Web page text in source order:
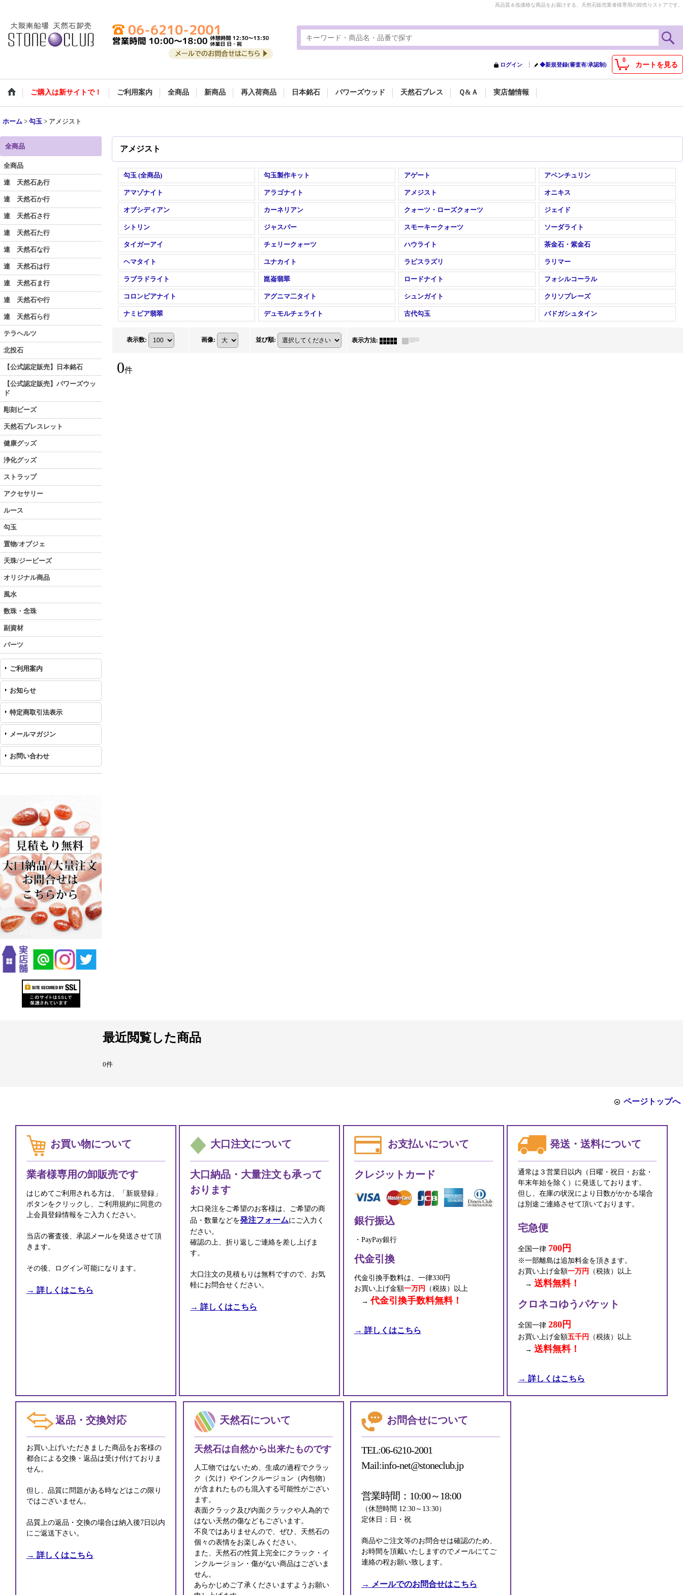
高品質＆低価格な商品をお届けする、天然石販売業者様専用の卸売りストアです。
0
カートを見る
ログイン ◆新規登録(審査有/承認制)
ご購入は新サイトで！ ご利用案内 全商品 新商品 再入荷商品 日本銘石 パワーズウッド 天然石ブレス Ｑ&Ａ 実店舗情報
ホーム > 勾玉 > アメジスト
全商品
全商品
連 天然石あ行
連 天然石か行
連 天然石さ行
連 天然石た行
連 天然石な行
連 天然石は行
連 天然石ま行
連 天然石や行
連 天然石ら行
テラヘルツ
北投石
【公式認定販売】日本銘石
【公式認定販売】パワーズウッ
ド
彫刻ビーズ
天然石ブレスレット
健康グッズ
浄化グッズ
ストラップ
アクセサリー
ルース
勾玉
置物/オブジェ
天珠/ジービーズ
オリジナル商品
風水
数珠・念珠
副資材
パーツ
ご利用案内
お知らせ
特定商取引法表示
メールマガジン
お問い合わせ
アメジスト
勾玉 (全商品) 勾玉製作キット アゲート アベンチュリン
アマゾナイト アラゴナイト アメジスト オニキス
オブシディアン カーネリアン クォーツ・ローズクォーツ ジェイド
シトリン ジャスパー スモーキークォーツ ソーダライト
タイガーアイ チェリークォーツ ハウライト 茶金石・紫金石
ヘマタイト ユナカイト ラピスラズリ ラリマー
ラブラドライト 崑崙翡翠 ロードナイト フォシルコーラル
コロンビアナイト アグニマ二タイト シュンガイト クリソプレーズ
ナミビア翡翠 デュモルチェライト 古代勾玉 バドガシュタイン
表示数: 画像: 並び順: 表示方法:
0件
最近閲覧した商品
0件
ページトップへ
お買い物について
業者様専用の卸販売です
はじめてご利用される方は、「新規登録」
ボタンをクリックし、ご利用規約に同意の
上会員登録情報をご入力ください。
当店の審査後、承認メールを発送させて頂
きます。
その後、ログイン可能になります。
→ 詳しくはこちら
大口注文について
大口納品・大量注文も承って
おります
大口発注をご希望のお客様は、ご希望の商
品・数量などを発注フォームにご入力く
ださい。
確認の上、折り返しご連絡を差し上げま
す。
大口注文の見積もりは無料ですので、お気
軽にお問合せください。
→ 詳しくはこちら
お支払いについて
クレジットカード
銀行振込
・PayPay銀行
代金引換
代金引換手数料は、一律330円
お買い上げ金額一万円
（税抜）以上
→代金引換手数料無料！
→ 詳しくはこちら
発送・送料について
通常は３営業日以内（日曜・祝日・お盆・
年末年始を除く）に発送しております。
但し、在庫の状況により日数がかかる場合
は別途ご連絡させて頂いております。
宅急便
全国一律 700円
※一部離島は追加料金を頂きます。
お買い上げ金額一万円
（税抜）以上
→ 送料無料！
クロネコゆうパケット
全国一律 280円
お買い上げ金額五千円
（税抜）以上
→ 送料無料！
→ 詳しくはこちら
返品・交換対応
お買い上げいただきました商品をお客様の
都合による交換・返品は受け付けておりま
せん。
但し、品質に問題がある時などはこの限り
ではございません。
品質上の返品・交換の場合は納入後7日以内
にご返送下さい。
→ 詳しくはこちら
天然石について
天然石は自然から出来たものです
人工物ではないため、生成の過程でクラッ
ク（欠け）やインクルージョン（内包物）
が含まれたものも混入する可能性がござい
ます。
表面クラック及び内面クラックや人為的で
はない天然の傷などもございます。
不良ではありませんので、ぜひ、天然石の
個々の表情をお楽しみください。
また、天然石の性質上完全にクラック・イ
ンクルージョン・傷がない商品はございま
せん。
あらかじめご了承くださいますようお願い
お問合せについて
TEL:06-6210-2001
Mail:info-net@stoneclub.jp
営業時間：10:00～18:00
（休憩時間 12:30～13:30）
定休日：日・祝
商品やご注文等のお問合せは確認のため、
お時間を頂戴いたしますのでメールにてご
連絡の程お願い致します。
→ メールでのお問合せはこちら